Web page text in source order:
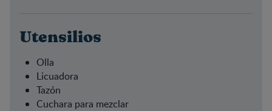
Utensilios
Olla
Licuadora
Tazón
Cuchara para mezclar